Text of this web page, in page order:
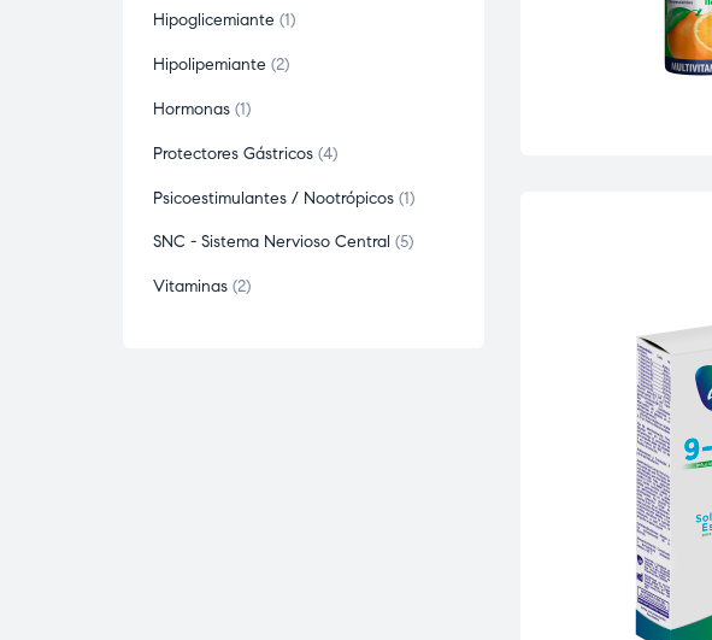
Hipoglicemiante 1
Hipolipemiante 2
Hormonas 1
Protectores Gástricos 4
Psicoestimulantes / Nootrópicos 1
SNC - Sistema Nervioso Central 5
Vitaminas 2